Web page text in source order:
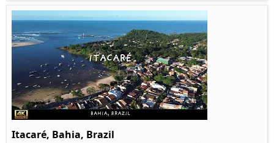
Itacaré, Bahia, Brazil